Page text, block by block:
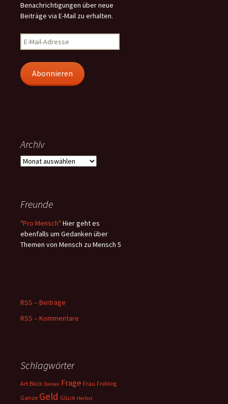
Benachrichtigungen über neue
Beiträge via E-Mail zu erhalten.
E-
Mail-
Abonnieren
Archiv
Archiv
Freunde
"Pro Mensch" Hier geht es
ebenfalls um Gedanken über
Themen von Mensch zu Mensch 5
RSS – Beiträge
RSS – Kommentare
Schlagwörter
Art Blick Damen Frage Frau Frühling
Ganze Geld Glück Herbst